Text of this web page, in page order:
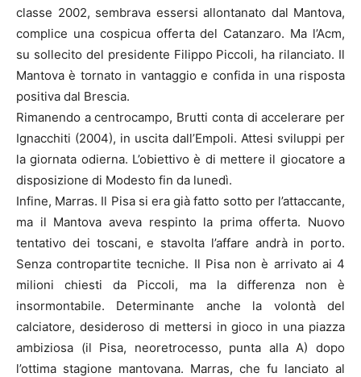
classe 2002, sembrava essersi allontanato dal Mantova,
complice una cospicua offerta del Catanzaro. Ma l’Acm,
su sollecito del presidente Filippo Piccoli, ha rilanciato. Il
Mantova è tornato in vantaggio e confida in una risposta
positiva dal Brescia.
Rimanendo a centrocampo, Brutti conta di accelerare per
Ignacchiti (2004), in uscita dall’Empoli. Attesi sviluppi per
la giornata odierna. L’obiettivo è di mettere il giocatore a
disposizione di Modesto fin da lunedì.
Infine, Marras. Il Pisa si era già fatto sotto per l’attaccante,
ma il Mantova aveva respinto la prima offerta. Nuovo
tentativo dei toscani, e stavolta l’affare andrà in porto.
Senza contropartite tecniche. Il Pisa non è arrivato ai 4
milioni chiesti da Piccoli, ma la differenza non è
insormontabile. Determinante anche la volontà del
calciatore, desideroso di mettersi in gioco in una piazza
ambiziosa (il Pisa, neoretrocesso, punta alla A) dopo
l’ottima stagione mantovana. Marras, che fu lanciato al